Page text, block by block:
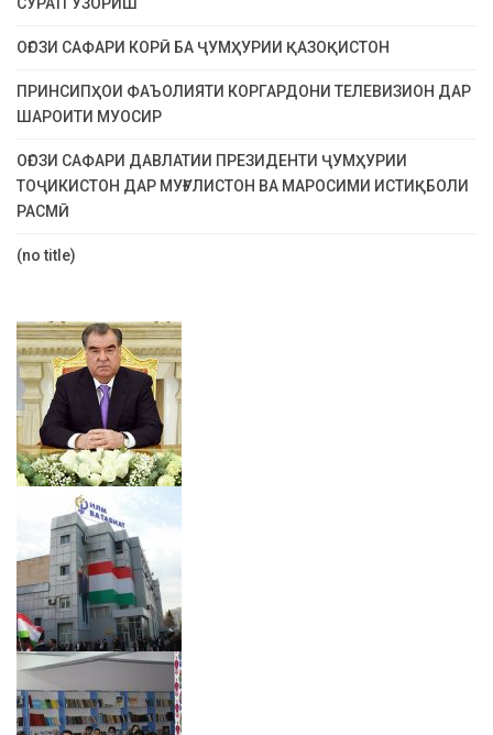
ОҒОЗИ САФАРИ КОРӢ БА ҶУМҲУРИИ ҚАЗОҚИСТОН
ПРИНСИПҲОИ ФАЪОЛИЯТИ КОРГАРДОНИ ТЕЛЕВИЗИОН ДАР
ШАРОИТИ МУОСИР
ОҒОЗИ САФАРИ ДАВЛАТИИ ПРЕЗИДЕНТИ ҶУМҲУРИИ
ТОҶИКИСТОН ДАР МУҒУЛИСТОН ВА МАРОСИМИ ИСТИҚБОЛИ
РАСМӢ
(no title)